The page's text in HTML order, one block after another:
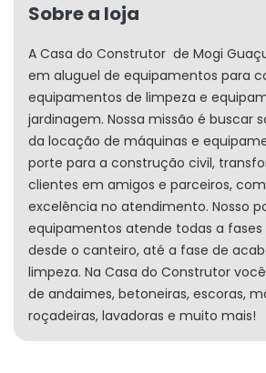
Sobre a loja
A Casa do Construtor de Mogi
em aluguel de equipamentos para
equipamentos de limpeza e
jardinagem. Nossa missão é buscar
da locação de máquinas e
porte para a construção civil,
clientes em amigos e parceiros,
excelência no atendimento. Nosso
equipamentos atende todas a fases
desde o canteiro, até a fase de
limpeza. Na Casa do Construtor
de andaimes, betoneiras, escoras,
roçadeiras, lavadoras e muito mais!